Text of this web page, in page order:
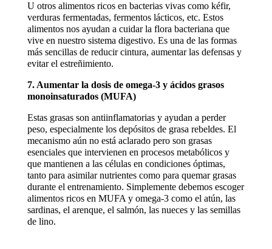
U otros alimentos ricos en bacterias vivas como kéfir,
verduras fermentadas, fermentos lácticos, etc. Estos
alimentos nos ayudan a cuidar la flora bacteriana que
vive en nuestro sistema digestivo. Es una de las formas
más sencillas de reducir cintura, aumentar las defensas y
evitar el estreñimiento.
7. Aumentar la dosis de omega-3 y ácidos grasos
monoinsaturados (MUFA)
Estas grasas son antiinflamatorias y ayudan a perder
peso, especialmente los depósitos de grasa rebeldes. El
mecanismo aún no está aclarado pero son grasas
esenciales que intervienen en procesos metabólicos y
que mantienen a las células en condiciones óptimas,
tanto para asimilar nutrientes como para quemar grasas
durante el entrenamiento. Simplemente debemos escoger
alimentos ricos en MUFA y omega-3 como el atún, las
sardinas, el arenque, el salmón, las nueces y las semillas
de lino.